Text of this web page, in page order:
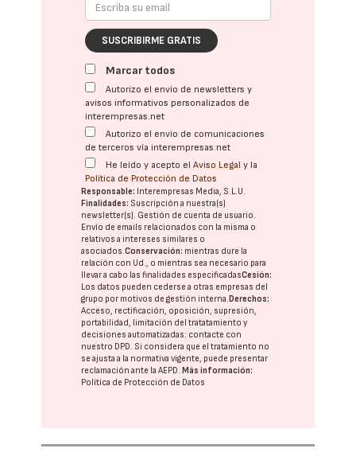
SUSCRIBIRME GRATIS
Marcar todos
Autorizo el envío de newsletters y
avisos informativos personalizados de
interempresas.net
Autorizo el envío de comunicaciones
de terceros vía interempresas.net
He leído y acepto elAviso Legal y la
Política de Protección de Datos
Responsable: Interempresas Media, S.L.U.
Finalidades: Suscripción a nuestra(s)
newsletter(s). Gestión de cuenta de usuario.
Envío de emails relacionados con la misma o
relativos a intereses similares o
asociados.Conservación: mientras dure la
relación con Ud., o mientras sea necesario para
llevar a cabo las finalidades especificadasCesión:
Los datos pueden cederse a otras empresas del
grupo por motivos de gestión interna. Derechos:
Acceso, rectificación, oposición, supresión,
portabilidad, limitación del tratatamiento y
decisiones automatizadas: contacte con
nuestro DPD. Si considera que el tratamiento no
se ajusta a la normativa vigente, puede presentar
reclamación ante laAEPD. Más información:
Política de Protección de Datos